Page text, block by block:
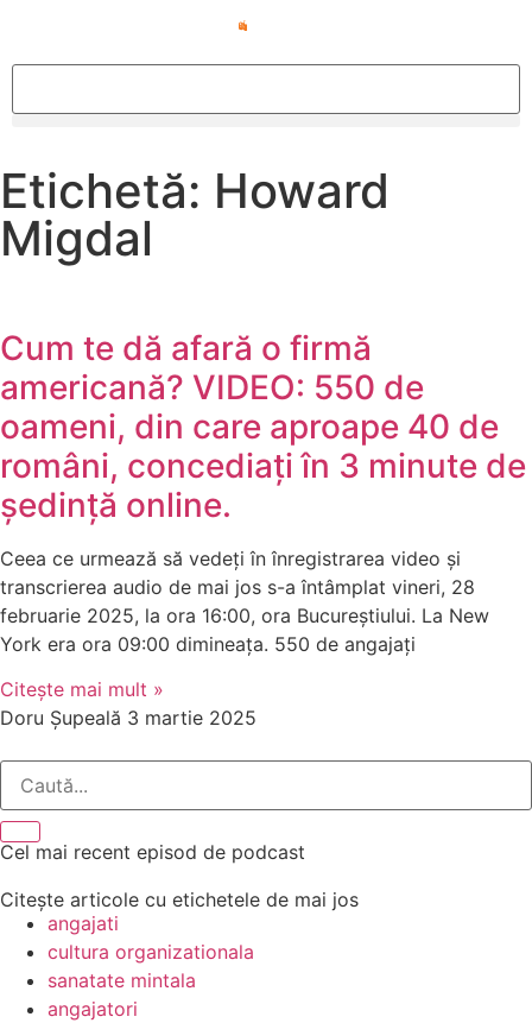
Etichetă: Howard
Migdal
Cum te dă afară o firmă
americană? VIDEO: 550 de
oameni, din care aproape 40 de
români, concediați în 3 minute de
ședință online.
Ceea ce urmează să vedeți în înregistrarea video și
transcrierea audio de mai jos s-a întâmplat vineri, 28
februarie 2025, la ora 16:00, ora Bucureștiului. La New
York era ora 09:00 dimineața. 550 de angajați
Citește mai mult »
Doru Șupeală 3 martie 2025
Cel mai recent episod de podcast
Citește articole cu etichetele de mai jos
angajati
cultura organizationala
sanatate mintala
angajatori